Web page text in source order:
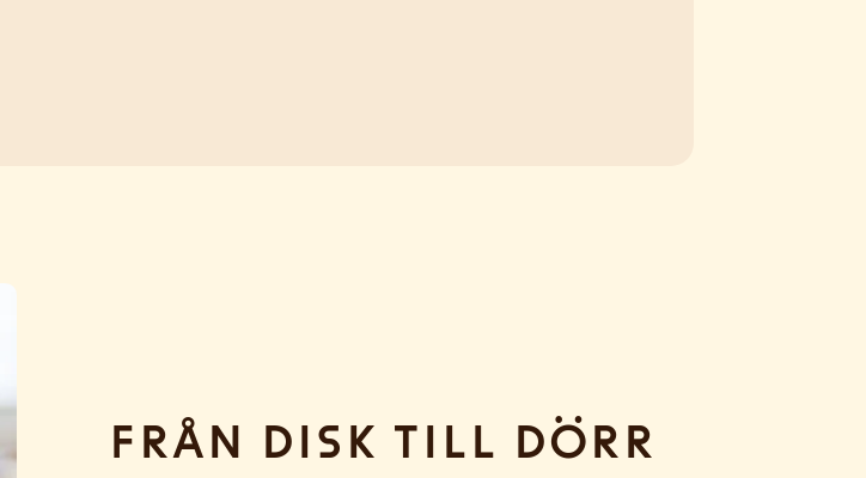
Från disk till dörr